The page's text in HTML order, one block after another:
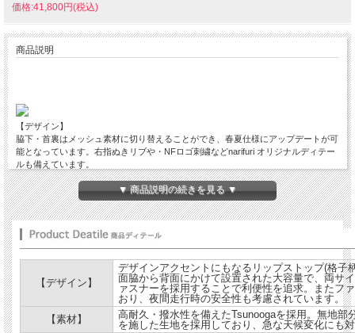
価格:41,800円(税込)
商品説明
【デザイン】
脇下・首裏はメッシュ素材に切り替えることができ、春夏仕様にアップデートが可
能となっています。右指ぬきリブや・ NFロゴ刺繍などnarifuri オリジナルディテー
ルも備えています。
【素材】
INVISTA社に別注をかけ独自に開発したnarifuriオリジナルCORDURAポンチ素材を
使用したパーカー。ハリのあるスウェットのような肌触りのコーデュラポンチは、
非常に高い耐摩耗性を持ち、バックパックの擦れなど日々のハードな着用に耐えう
る設計に。また、軽量性に加え、吸水速乾性をも備え自転車だけでなくあらゆるス
オールシーズンで活躍する高機能のパーカーです。リフレクタースピンドル・リフ
レクションファスナーなど夜間の着用でもその機能性を発揮し、ハードに使用で
き、様々なシーンで着用できるタフな一枚です。
サイズ：S・M・L展開
▼ 商品説明の続きを見る ▼
【デザイン】
デザインアクセントにもなるリップストップ(格子
面脇から背面にかけて設置された大容量で、両サ
ァスナーを採用することで利便性を追求。またフ
おり、夜間走行時の安全性も考慮されています。
【素材】
高耐久・撥水性を備えたTsunoogaを採用。無地部
を施した生地を採用しており、急な天候変化にも